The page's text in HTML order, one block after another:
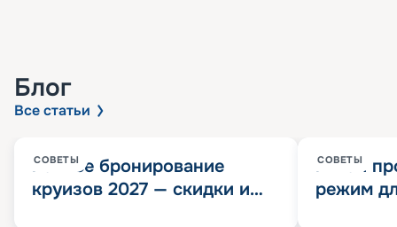
Блог
Все статьи
СОВЕТЫ
Раннее бронирование
круизов 2027 — скидки и
СОВЕТЫ
Китай
режим